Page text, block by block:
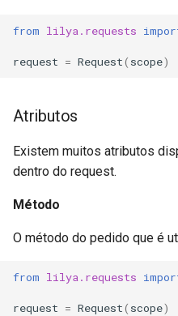
from lilya.requests
request = Request( scope)
Atributos
Existem muitos atributos
dentro do request.
Método
O método do pedido que é
from lilya.requests
request = Request( scope)